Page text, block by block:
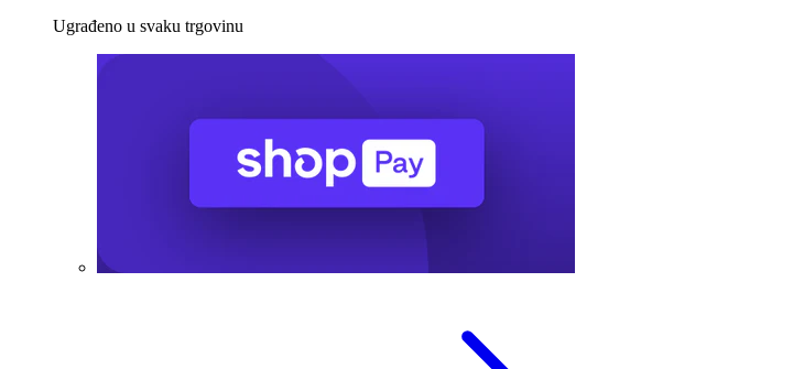
Ugrađeno u svaku trgovinu